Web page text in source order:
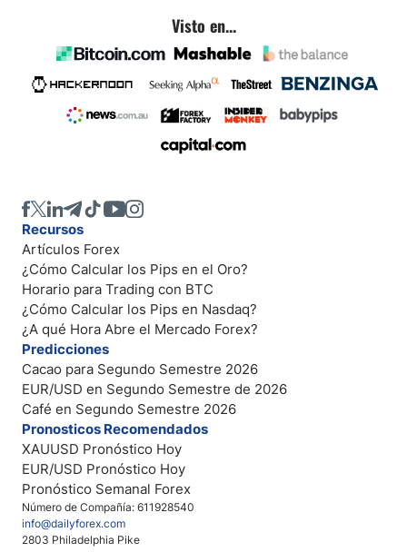
Visto en...
Número de Compañía: 611928540
info@dailyforex.com
2803 Philadelphia Pike
Recursos
Artículos Forex
¿Cómo Calcular los Pips en el Oro?
Horario para Trading con BTC
¿Cómo Calcular los Pips en Nasdaq?
¿A qué Hora Abre el Mercado Forex?
Predicciones
Cacao para Segundo Semestre 2026
EUR/USD en Segundo Semestre de 2026
Café en Segundo Semestre 2026
Pronosticos Recomendados
XAUUSD Pronóstico Hoy
EUR/USD Pronóstico Hoy
Pronóstico Semanal Forex